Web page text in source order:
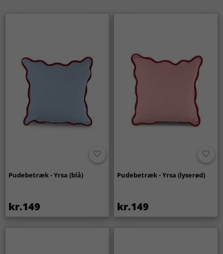
Pudebetræk - Yrsa (blå)
kr.149
Pudebetræk - Yrsa (lyserød)
kr.149